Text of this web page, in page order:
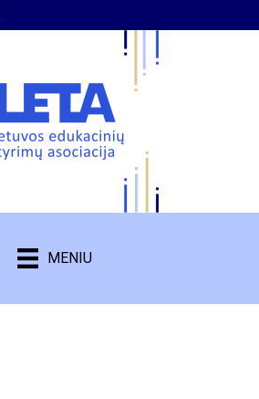
MENIU